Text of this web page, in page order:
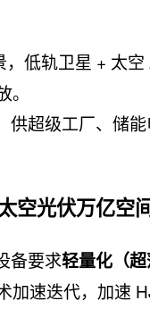
，低轨卫星 + 太
供超级工厂、储
空光伏万亿空
备要求轻量化（
加速迭代，加速